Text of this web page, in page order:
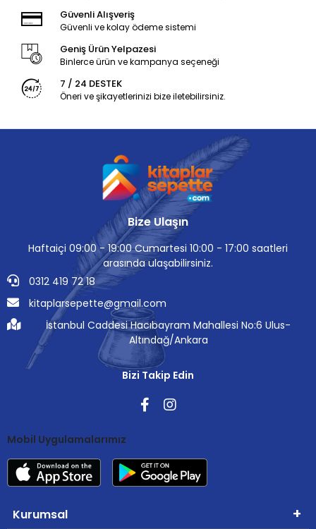
Güvenli Alışveriş
Güvenli ve kolay ödeme sistemi
Geniş Ürün Yelpazesi
Binlerce ürün ve kampanya seçeneği
7 / 24 DESTEK
Öneri ve şikayetlerinizi bize iletebilirsiniz.
Bize Ulaşın
Haftaiçi 09:00 - 19:00 Cumartesi 10:00 - 17:00 saatleri
arasında ulaşabilirsiniz.
0312 419 72 18
kitaplarsepette@gmail.com
İstanbul Caddesi Hacıbayram Mahallesi No:6 Ulus-
Altındağ/Ankara
Bizi Takip Edin
Mobil Uygulamalarımız
Kurumsal